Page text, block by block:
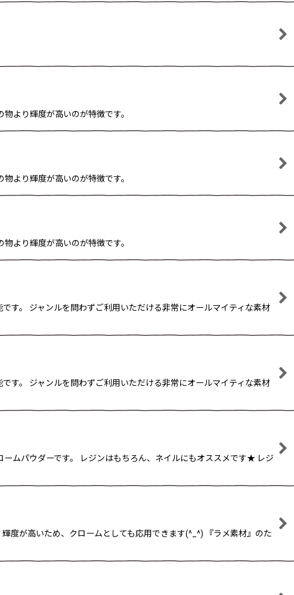
より輝度が高いのが特徴です。
より輝度が高いのが特徴です。
より輝度が高いのが特徴です。
す。 ジャンルを問わずご利用いただける非常にオールマイティな素材
す。 ジャンルを問わずご利用いただける非常にオールマイティな素材
ムパウダーです。 レジンはもちろん、ネイルにもオススメです★ レジ
度が高いため、クロームとしても応用できます(^_^) 『ラメ素材』のた